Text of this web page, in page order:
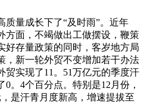
量成长下了“及时雨”。近年
方面，不竭做出工做摆设，鞭策
好存量政策的同时，客岁地方局
，新一轮外贸不变增加若干办法
贸实现了11。51万亿元的季度汗
。4个百分点。特别是12月份，
是汗青月度新高，增速提拔至